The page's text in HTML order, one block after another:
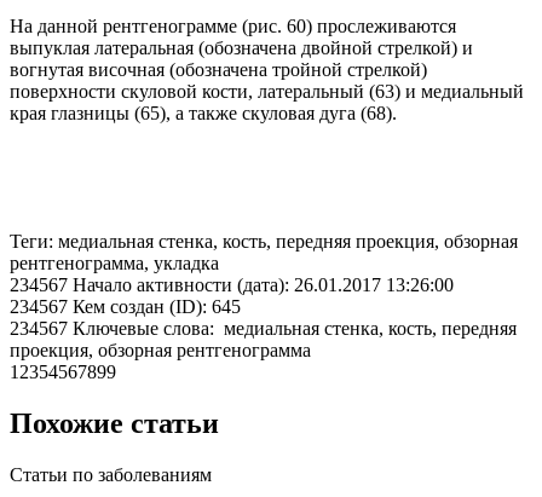
На данной рентгенограмме (рис. 60) прослеживаются
выпуклая латеральная (обозначена двойной стрелкой) и
вогнутая височная (обозначена тройной стрелкой)
поверхности скуловой кости, латеральный (63) и медиальный
края глазницы (65), а также скуловая дуга (68).
Теги: медиальная стенка, кость, передняя проекция, обзорная
рентгенограмма, укладка
234567 Начало активности (дата): 26.01.2017 13:26:00
234567 Кем создан (ID): 645
234567 Ключевые слова: медиальная стенка, кость, передняя
проекция, обзорная рентгенограмма
12354567899
Похожие статьи
Статьи по заболеваниям